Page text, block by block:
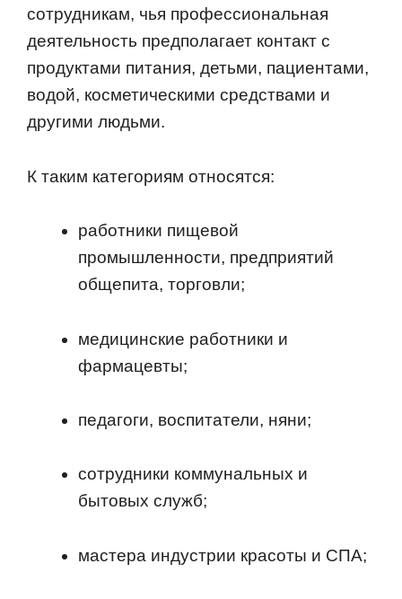
сотрудникам, чья профессиональная
деятельность предполагает контакт с
продуктами питания, детьми, пациентами,
водой, косметическими средствами и
другими людьми.
К таким категориям относятся:
работники пищевой
промышленности, предприятий
общепита, торговли;
медицинские работники и
фармацевты;
педагоги, воспитатели, няни;
сотрудники коммунальных и
бытовых служб;
мастера индустрии красоты и СПА;